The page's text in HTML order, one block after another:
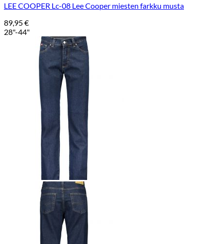
LEE COOPER Lc-08 Lee Cooper miesten farkku musta
89,95€
28"-44"